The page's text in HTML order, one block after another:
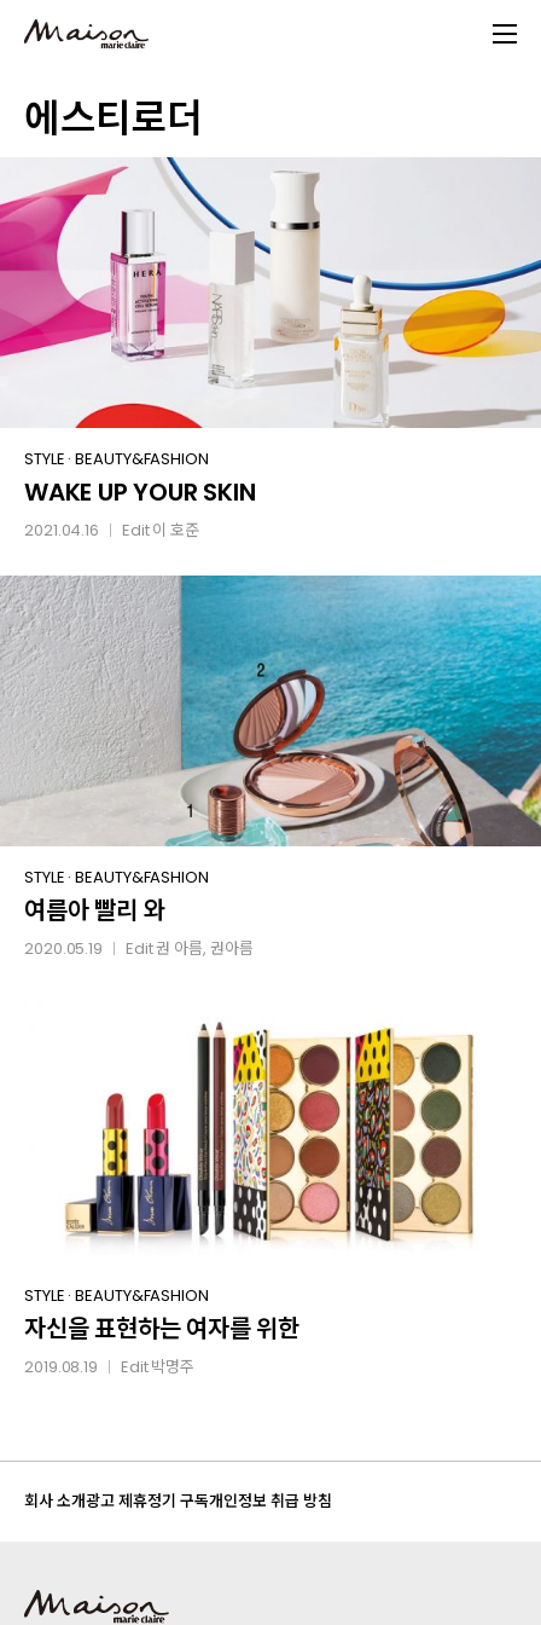
content
에스티로더
WAKE
UP
YOUR
STYLE ·BEAUTY&FASHION
WAKE UP YOUR SKIN
2021.04.16 Edit이 호준
여름아
빨리
와
STYLE ·BEAUTY&FASHION
여름아 빨리 와
2020.05.19 Edit권 아름, 권아름
자신을
표현하는
여자를
STYLE ·BEAUTY&FASHION
자신을 표현하는 여자를 위한
2019.08.19 Edit박명주
회사 소개광고 제휴정기 구독개인정보 취급 방침